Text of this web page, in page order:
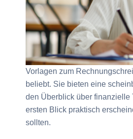
Vorlagen zum
beliebt. Sie bieten eine
den Überblick über finanzielle
ersten Blick praktisch
sollten.